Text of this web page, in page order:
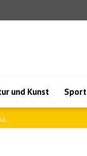
und Kunst Sport